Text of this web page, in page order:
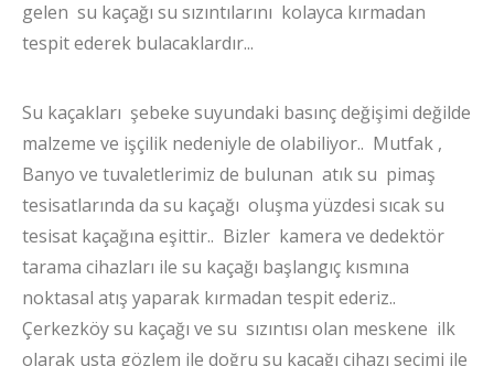
gelen su kaçağı su sızıntılarını kolayca kırmadan
tespit ederek bulacaklardır...
Su kaçakları şebeke suyundaki basınç değişimi değilde
malzeme ve işçilik nedeniyle de olabiliyor.. Mutfak ,
Banyo ve tuvaletlerimiz de bulunan atık su pimaş
tesisatlarında da su kaçağı oluşma yüzdesi sıcak su
tesisat kaçağına eşittir.. Bizler kamera ve dedektör
tarama cihazları ile su kaçağı başlangıç kısmına
noktasal atış yaparak kırmadan tespit ederiz..
Çerkezköy su kaçağı ve su sızıntısı olan meskene ilk
olarak usta gözlem ile doğru su kaçağı cihazı seçimi ile